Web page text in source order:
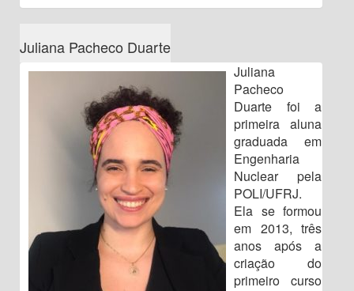
Juliana Pacheco Duarte
Juliana
Pacheco
Duarte foi a
primeira aluna
graduada em
Engenharia
Nuclear pela
POLI/UFRJ.
Ela se formou
em 2013, três
anos após a
criação do
primeiro curso